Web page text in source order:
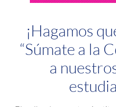
¡Hagamos
“Súmate a la
a